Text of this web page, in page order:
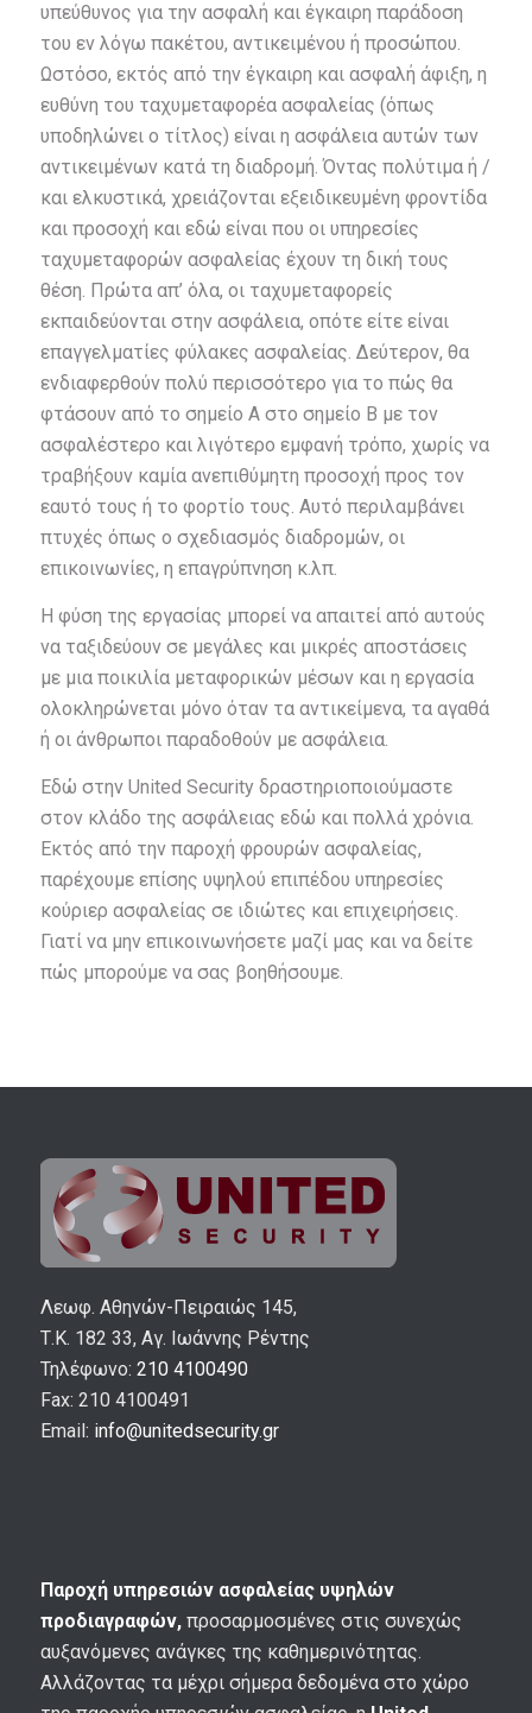
υπεύθυνος για την ασφαλή και έγκαιρη παράδοση
του εν λόγω πακέτου, αντικειμένου ή προσώπου.
Ωστόσο, εκτός από την έγκαιρη και ασφαλή άφιξη, η
ευθύνη του ταχυμεταφορέα ασφαλείας (όπως
υποδηλώνει ο τίτλος) είναι η ασφάλεια αυτών των
αντικειμένων κατά τη διαδρομή. Όντας πολύτιμα ή /
και ελκυστικά, χρειάζονται εξειδικευμένη φροντίδα
και προσοχή και εδώ είναι που οι υπηρεσίες
ταχυμεταφορών ασφαλείας έχουν τη δική τους
θέση. Πρώτα απ’ όλα, οι ταχυμεταφορείς
εκπαιδεύονται στην ασφάλεια, οπότε είτε είναι
επαγγελματίες φύλακες ασφαλείας. Δεύτερον, θα
ενδιαφερθούν πολύ περισσότερο για το πώς θα
φτάσουν από το σημείο Α στο σημείο Β με τον
ασφαλέστερο και λιγότερο εμφανή τρόπο, χωρίς να
τραβήξουν καμία ανεπιθύμητη προσοχή προς τον
εαυτό τους ή το φορτίο τους. Αυτό περιλαμβάνει
πτυχές όπως ο σχεδιασμός διαδρομών, οι
επικοινωνίες, η επαγρύπνηση κ.λπ.
Η φύση της εργασίας μπορεί να απαιτεί από αυτούς
να ταξιδεύουν σε μεγάλες και μικρές αποστάσεις
με μια ποικιλία μεταφορικών μέσων και η εργασία
ολοκληρώνεται μόνο όταν τα αντικείμενα, τα αγαθά
ή οι άνθρωποι παραδοθούν με ασφάλεια.
Εδώ στην United Security δραστηριοποιούμαστε
στον κλάδο της ασφάλειας εδώ και πολλά χρόνια.
Εκτός από την παροχή φρουρών ασφαλείας,
παρέχουμε επίσης υψηλού επιπέδου υπηρεσίες
κούριερ ασφαλείας σε ιδιώτες και επιχειρήσεις.
Γιατί να μην επικοινωνήσετε μαζί μας και να δείτε
πώς μπορούμε να σας βοηθήσουμε.
Λεωφ. Αθηνών-Πειραιώς 145,
Τ.Κ. 182 33, Αγ. Ιωάννης Ρέντης
Τηλέφωνο: 210 4100490
Fax: 210 4100491
Email: info@unitedsecurity.gr
Παροχή υπηρεσιών ασφαλείας υψηλών
προδιαγραφών,προσαρμοσμένες στις συνεχώς
αυξανόμενες ανάγκες της καθημερινότητας.
Αλλάζοντας τα μέχρι σήμερα δεδομένα στο χώρο